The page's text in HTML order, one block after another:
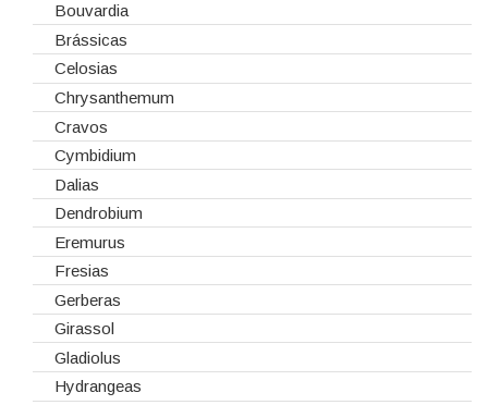
Fitas
Gaiolas
Lanternas
Madeiras
Spray
Tabuleiros/Bases
Telas/Tecidos
Vidros
Bouvardia
Brássicas
Celosias
Chrysanthemum
Cravos
Cymbidium
Dalias
Dendrobium
Eremurus
Fresias
Gerberas
Girassol
Gladiolus
Hydrangeas